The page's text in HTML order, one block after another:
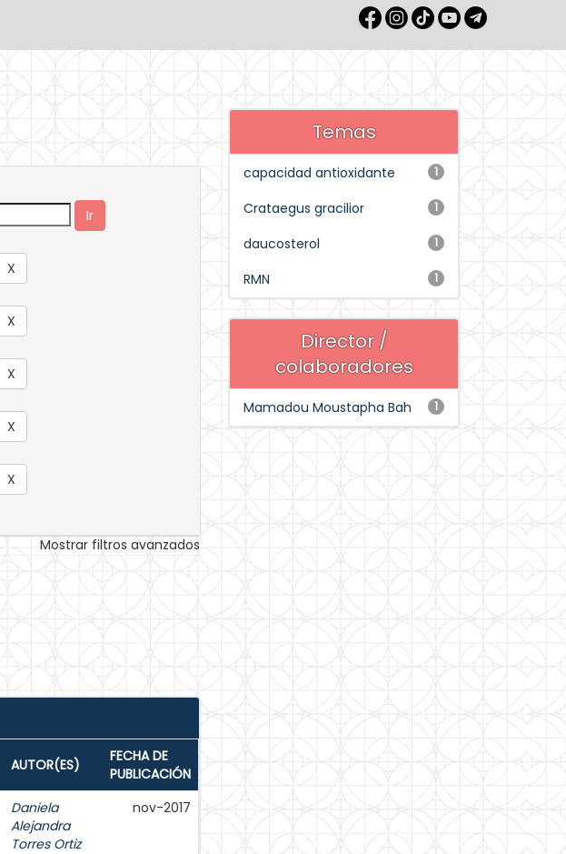
Mostrar filtros avanzados
AUTOR(ES)
FECHA DE
PUBLICACIÓN
Daniela
Alejandra
Torres Ortiz
nov-2017
Temas
1
capacidad antioxidante
1
Crataegus gracilior
1
daucosterol
1
RMN
Director /
colaboradores
1
Mamadou Moustapha Bah